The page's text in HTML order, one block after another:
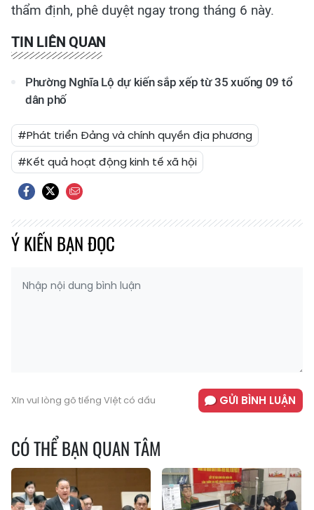
thẩm định, phê duyệt ngay trong tháng 6 này.
TIN LIÊN QUAN
Phường Nghĩa Lộ dự kiến sắp xếp từ 35 xuống 09 tổ
dân phố
#Phát triển Đảng và chính quyền địa phương
#Kết quả hoạt động kinh tế xã hội
Ý KIẾN BẠN ĐỌC
Xin vui lòng gõ tiếng Việt có dấu GỬI BÌNH LUẬN
CÓ THỂ BẠN QUAN TÂM